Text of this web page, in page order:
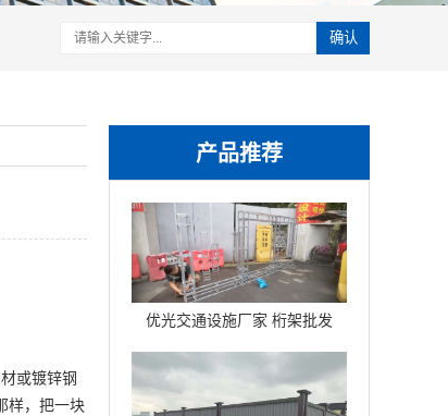
确认
产品推荐
优光交通设施厂家 桁架批发
铝联杆球节折叠桁架铝合金
广告背景架
或镀锌钢
样，把一块